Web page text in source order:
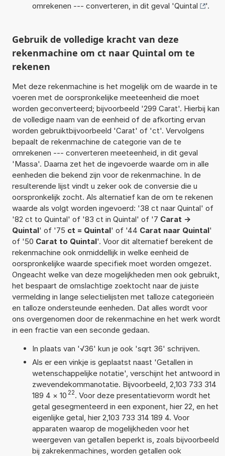
omrekenen --- converteren, in dit geval 'Quintal '.
Gebruik de volledige kracht van deze
rekenmachine om ct naar Quintal om te
rekenen
Met deze rekenmachine is het mogelijk om de waarde in te
voeren met de oorspronkelijke meeteenheid die moet
worden geconverteerd; bijvoorbeeld '299 Carat'. Hierbij kan
de volledige naam van de eenheid of de afkorting ervan
worden gebruiktbijvoorbeeld 'Carat' of 'ct'. Vervolgens
bepaalt de rekenmachine de categorie van de te
omrekenen --- converteren meeteenheid, in dit geval
'Massa'. Daarna zet het de ingevoerde waarde om in alle
eenheden die bekend zijn voor de rekenmachine. In de
resulterende lijst vindt u zeker ook de conversie die u
oorspronkelijk zocht. Als alternatief kan de om te rekenen
waarde als volgt worden ingevoerd: '38 ct naar Quintal' of
'82 ct to Quintal' of '83 ct in Quintal' of '7 Carat ->
Quintal' of '75 ct = Quintal' of '44 Carat naar Quintal'
of '50 Carat to Quintal'. Voor dit alternatief berekent de
rekenmachine ook onmiddellijk in welke eenheid de
oorspronkelijke waarde specifiek moet worden omgezet.
Ongeacht welke van deze mogelijkheden men ook gebruikt,
het bespaart de omslachtige zoektocht naar de juiste
vermelding in lange selectielijsten met talloze categorieën
en talloze ondersteunde eenheden. Dat alles wordt voor
ons overgenomen door de rekenmachine en het werk wordt
in een fractie van een seconde gedaan.
In plaats van '√36' kun je ook 'sqrt 36' schrijven.
Als er een vinkje is geplaatst naast 'Getallen in
wetenschappelijke notatie', verschijnt het antwoord in
zwevendekommanotatie. Bijvoorbeeld, 2,103 733 314
189 4 × 10 22. Voor deze presentatievorm wordt het
getal gesegmenteerd in een exponent, hier 22, en het
eigenlijke getal, hier 2,103 733 314 189 4. Voor
apparaten waarop de mogelijkheden voor het
weergeven van getallen beperkt is, zoals bijvoorbeeld
bij zakrekenmachines, worden getallen ook